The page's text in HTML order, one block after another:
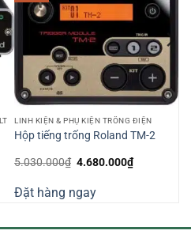
LINH KIỆN & PHỤ KIỆN TRỐNG ĐIỆN
Hộp tiếng trống Roland TM-2
5.030.000₫ Giá
5.030.000₫.
4.680.000₫Giá
hiện
Đặt hàng ngay